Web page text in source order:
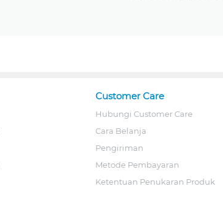
Customer Care
Hubungi Customer Care
Cara Belanja
Pengiriman
Metode Pembayaran
Ketentuan Penukaran Produk